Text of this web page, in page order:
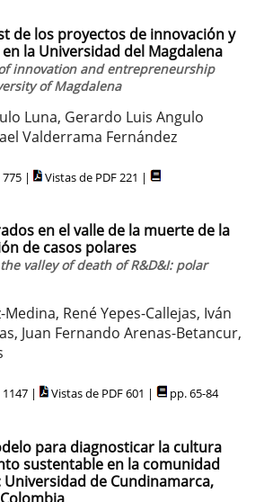
de los proyectos de innovación y
la Universidad del Magdalena
innovation and entrepreneurship
of Magdalena
Luna, Gerardo Luis Angulo
Valderrama Fernández
| Vistas de PDF 221 |
en el valle de la muerte de la
de casos polares
valley of death of R&D&I: polar
Medina, René Yepes-Callejas, Iván
Juan Fernando Arenas-Betancur,
| Vistas de PDF 601 | pp. 65-84
para diagnosticar la cultura
sustentable en la comunidad
Universidad de Cundinamarca,